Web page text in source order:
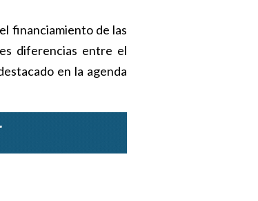
financiamiento de las
diferencias entre el
en la agenda